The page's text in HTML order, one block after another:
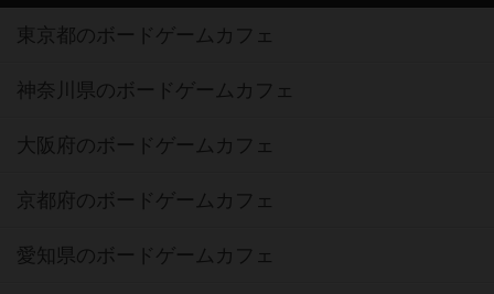
東京都のボードゲームカフェ
神奈川県のボードゲームカフェ
大阪府のボードゲームカフェ
京都府のボードゲームカフェ
愛知県のボードゲームカフェ